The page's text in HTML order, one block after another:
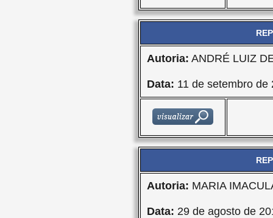
Autoria: ANDRÉ LUIZ
Data: 11 de setembro de
Autoria: MARIA
Data: 29 de agosto de